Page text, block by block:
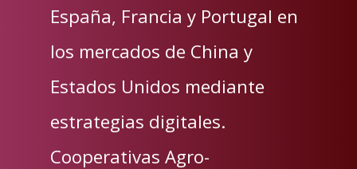
España, Francia y Portugal en
los mercados de China y
Estados Unidos mediante
estrategias digitales.
Cooperativas Agro-